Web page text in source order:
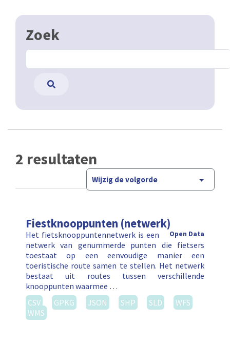
Zoek
2 resultaten
Wijzig de volgorde
Fiestknooppunten (netwerk)
Open Data
Het fietsknooppuntennetwerk is een
netwerk van genummerde punten die fietsers
toestaat op een eenvoudige manier een
toeristische route samen te stellen. Het netwerk
bestaat uit routes tussen verschillende
knooppunten waarmee …
CSV
GPKG JSON SHP SLD
WFS
WMS